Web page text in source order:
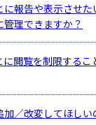
報告や表示させた
理できますか？
閲覧を制限するこ
／改変してほしい